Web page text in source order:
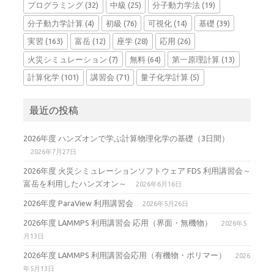
プログラミング (32) 中級 (25) 分子動力学法 (19)
分子動力学計算 (4) 初級 (76) 可視化 (14) 基礎 (39)
実習 (163) 富岳(12) 座学 (28) 応用 (26)
火災シミュレーション (7) 無料(64) 第一原理計算 (13)
計算化学 (101) 講習会 (71) 量子化学計算 (5)
最近の投稿
2026年度 ハンズオンで学ぶ計算物理化学の基礎（3日間）
2026年7月27日
2026年度 火災シミュレーションソフトウェア FDS 利用講習会～
富岳を利用したハンズオン～
2026年6月16日
2026年度 ParaView 利用講習会 2026年5月26日
2026年度 LAMMPS 利用講習会 応用（界面・無機物）
2026年5
月13日
2026年度 LAMMPS 利用講習会応用（有機物・ポリマー）
2026
年5月13日